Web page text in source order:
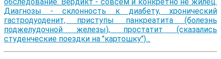
Диагнозы - склонность к диабету, хронический
гастродуоденит, приступы панкреатита (болезнь
поджелудочной железы), простатит (сказались
студенческие поездки на "картошку")...